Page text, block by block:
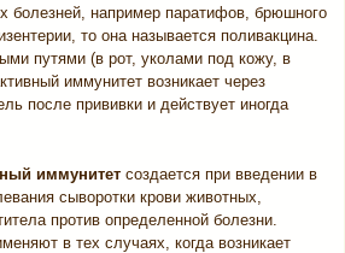
болезней, например паратифов, брюшного
то она называется поливакцина.
путями (в рот, уколами под кожу, в
иммунитет возникает через
после прививки и действует иногда
иммунитет создается при введении в
сыворотки крови животных,
против определенной болезни.
в тех случаях, когда возникает